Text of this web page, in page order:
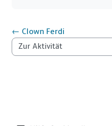
← Clown Ferdi
Zur Aktivität